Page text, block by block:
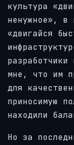
культура
ненужное», в
«двигайся
мне, что им
для
приносимую
находили
Но за